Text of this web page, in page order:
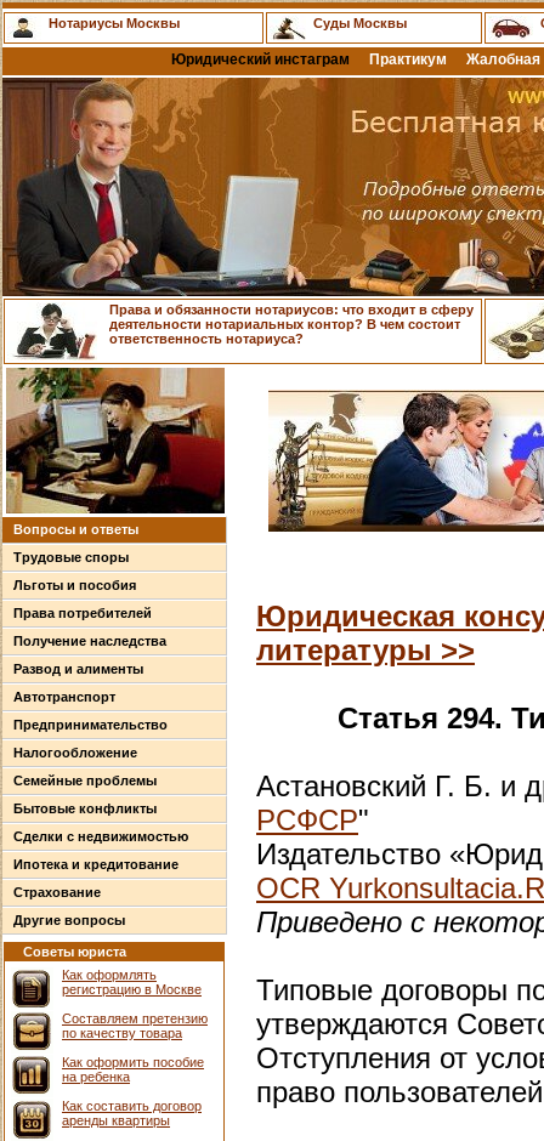
Нотариусы Москвы Суды Москвы
Юридический инстаграм Практикум Жалобная
Права и обязанности нотариусов: что входит в сферу
деятельности нотариальных контор? В чем состоит
ответственность нотариуса?
Вопросы и ответы
Трудовые споры
Льготы и пособия
Права потребителей
Получение наследства
Развод и алименты
Автотранспорт
Предпринимательство
Налогообложение
Семейные проблемы
Бытовые конфликты
Сделки с недвижимостью
Ипотека и кредитование
Страхование
Другие вопросы
Советы юриста
Как оформлять
регистрацию в Москве
Составляем претензию
по качеству товара
Как оформить пособие
на ребенка
Как составить договор
аренды квартиры
Юридическая
литературы >>
Статья 294.
Астановский Г. Б. и
РСФСР"
Издательство
OCR
Приведено с
Типовые договоры
утверждаются
Отступления от
право